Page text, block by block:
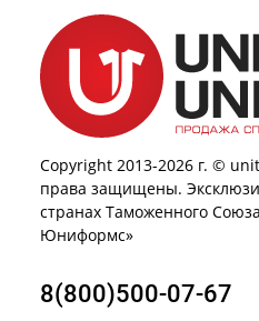
Copyright 2013-2026 г. ©
права защищены.
странах Таможенного
Юниформс»
8(800)500-07-67